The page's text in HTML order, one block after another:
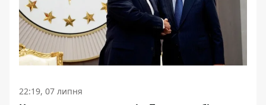
22:19, 07 липня